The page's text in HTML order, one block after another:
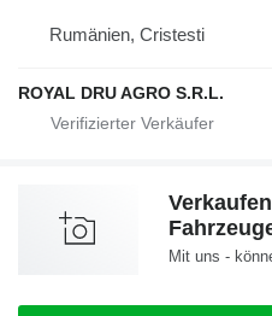
Rumänien, Cristesti
ROYAL DRU AGRO S.R.L.
Mit uns -